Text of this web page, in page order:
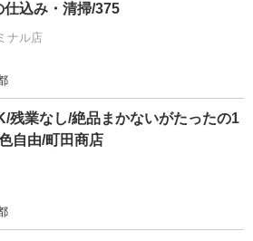
込み・清掃/375
ナル店
残業なし/絶品まかないがたったの1
自由/町田商店